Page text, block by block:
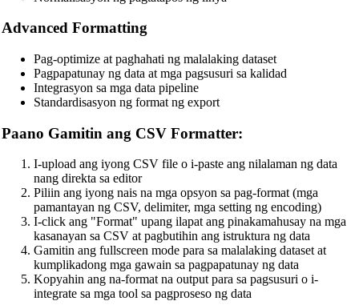
TypeScript Beautifier
JSX Beautifier
JSON Beautifier
XML Beautifier
YAML Beautifier
SQL Beautifier
MySQL SQL Beautifier
Advanced Formatting
Pag-optimize at paghahati ng malalaking dataset
Pagpapatunay ng data at mga pagsusuri sa kalidad
Integrasyon sa mga data pipeline
Standardisasyon ng format ng export
Paano Gamitin ang CSV Formatter:
I-upload ang iyong CSV file o i-paste ang nilalaman ng data
nang direkta sa editor
Piliin ang iyong nais na mga opsyon sa pag-format (mga
pamantayan ng CSV, delimiter, mga setting ng encoding)
I-click ang "Format" upang ilapat ang pinakamahusay na mga
kasanayan sa CSV at pagbutihin ang istruktura ng data
Gamitin ang fullscreen mode para sa malalaking dataset at
kumplikadong mga gawain sa pagpapatunay ng data
Kopyahin ang na-format na output para sa pagsusuri o i-
integrate sa mga tool sa pagproseso ng data